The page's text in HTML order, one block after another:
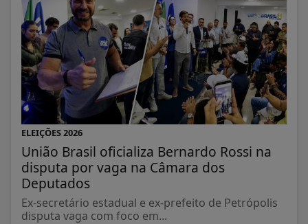
ELEIÇÕES 2026
União Brasil oficializa Bernardo Rossi na
disputa por vaga na Câmara dos
Deputados
Ex-secretário estadual e ex-prefeito de Petrópolis
disputa vaga com foco em...